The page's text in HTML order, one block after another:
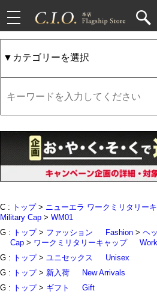
toggle
navigation
C : トップ> ニューエラ ワークミリタリー
Military Cap > WM01
G : トップ> ファッション Fashion > ヘ
Cap > ワークミリタリーキャップ
Work
G : トップ> ユニセックス
Unisex
G : トップ> 新入荷
New Arrivals
G : トップ> ギフト Gift